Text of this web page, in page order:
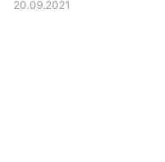
20.09.2021